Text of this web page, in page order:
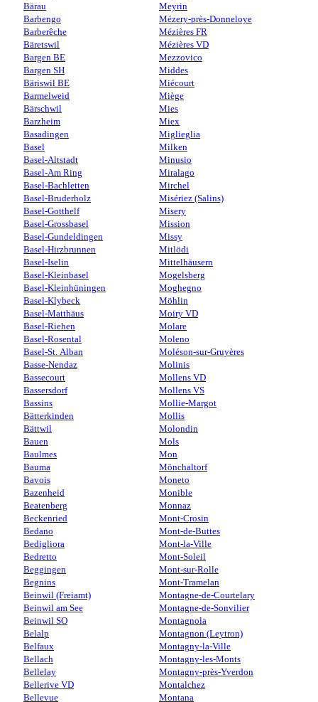
Bärau
Barbengo
Barberêche
Bäretswil
Bargen BE
Bargen SH
Bäriswil BE
Barmelweid
Bärschwil
Barzheim
Basadingen
Basel
Basel-Altstadt
Basel-Am Ring
Basel-Bachletten
Basel-Bruderholz
Basel-Gotthelf
Basel-Grossbasel
Basel-Gundeldingen
Basel-Hirzbrunnen
Basel-Iselin
Basel-Kleinbasel
Basel-Kleinhüningen
Basel-Klybeck
Basel-Matthäus
Basel-Riehen
Basel-Rosental
Basel-St. Alban
Basse-Nendaz
Bassecourt
Bassersdorf
Bassins
Bätterkinden
Bättwil
Bauen
Baulmes
Bauma
Bavois
Bazenheid
Beatenberg
Beckenried
Bedano
Bedigliora
Bedretto
Beggingen
Begnins
Beinwil (Freiamt)
Beinwil am See
Beinwil SO
Belalp
Belfaux
Bellach
Bellelay
Bellerive VD
Bellevue
Meyrin
Mézery-près-Donneloye
Mézières FR
Mézières VD
Mezzovico
Middes
Miécourt
Miège
Mies
Miex
Miglieglia
Milken
Minusio
Miralago
Mirchel
Misériez (Salins)
Misery
Mission
Missy
Mitlödi
Mittelhäusern
Mogelsberg
Moghegno
Möhlin
Moiry VD
Molare
Moleno
Moléson-sur-Gruyères
Molinis
Mollens VD
Mollens VS
Mollie-Margot
Mollis
Molondin
Mols
Mon
Mönchaltorf
Moneto
Monible
Monnaz
Mont-Crosin
Mont-de-Buttes
Mont-la-Ville
Mont-Soleil
Mont-sur-Rolle
Mont-Tramelan
Montagne-de-Courtelary
Montagne-de-Sonvilier
Montagnola
Montagnon (Leytron)
Montagny-la-Ville
Montagny-les-Monts
Montagny-près-Yverdon
Montalchez
Montana